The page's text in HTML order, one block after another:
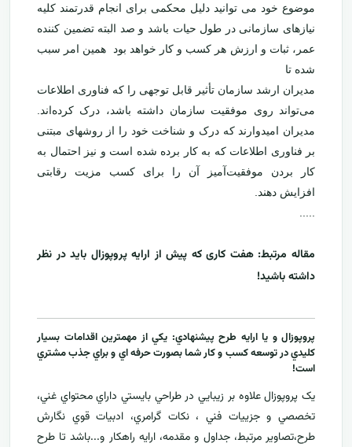
موضوع خود می توانید دلیل محکمی برای انجام قدرتمند کلیه
نیازهای سازمانی در طول حیات باشد و صد البته تضمین کننده
عمر، ثبات و ارزش هر کسب و کار خواهد بود همین امر سبب
شده تا
مدیران ارشد سازمان تأثیر قابل توجهی را که فناوری اطلاعات
می‌تواند روی موفقیت سازمان داشته باشد، درک کرده‌اند.
مدیران امیدوارند که درک و شناخت خود را از روشهای مبتنی
بر فناوری اطلاعات که به کار برده شده است و نیز احتمال به
کار بردن موفقیت‌آمیز آن را برای کسب مزیت رقابتی
افزایش دهند.
مقاله مرتبط:هفت کاری که پیش از ارایه پروپوزال باید در نظر
داشته باشید!
پروپوزال و يا ارايه طرح پيشنهادي: يکي از مهمترين اقدامات بسيار
کليدي در توسعه کسب و کار شما بصورت حرفه اي و براي جذب مشتري
است!
يک پروپوزال علاوه بر زيبايي در طراحي بايستي داراي محتواي غني،
تخصصي و جزييات فني ، نکات گرامري، ادبيات قوي نگارش
طرح،تصاوير مرتبط، جداول و مقدمه، ارایه راهکار و...باشد تا طرح